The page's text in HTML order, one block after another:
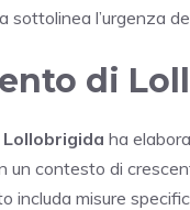
sottolinea l’urgenza
di
Lollobrigida ha
un contesto di
includa misure